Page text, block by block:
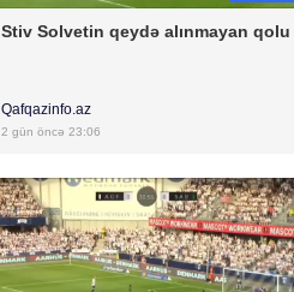
Stiv Solvetin qeydə alınmayan qolu
Qafqazinfo.az
2 gün öncə 23:06